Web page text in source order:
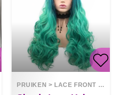
PRUIKEN > LACE FRONT WIGS